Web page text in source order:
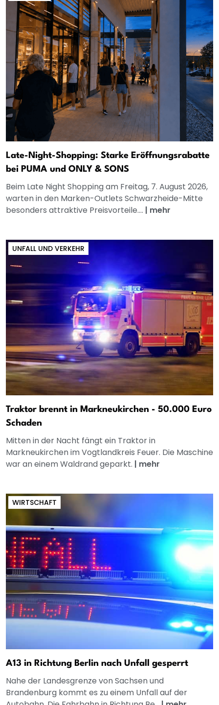
Late-Night-Shopping: Starke Eröffnungsrabatte
bei PUMA und ONLY & SONS
Beim Late Night Shopping am Freitag, 7. August 2026,
warten in den Marken-Outlets Schwarzheide-Mitte
besonders attraktive Preisvorteile.... | mehr
UNFALL UND VERKEHR
Traktor brennt in Markneukirchen - 50.000 Euro
Schaden
Mitten in der Nacht fängt ein Traktor in
Markneukirchen im Vogtlandkreis Feuer. Die Maschine
war an einem Waldrand geparkt. | mehr
WIRTSCHAFT
A13 in Richtung Berlin nach Unfall gesperrt
Nahe der Landesgrenze von Sachsen und
Brandenburg kommt es zu einem Unfall auf der